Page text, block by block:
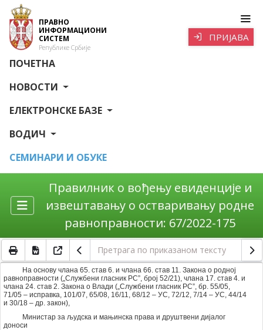
ПРАВНО
ИНФОРМАЦИОНИ
СИСТЕМ
Републике Србије
ПРИЈАВА
ПОЧЕТНА
НОВОСТИ
ЕЛЕКТРОНСКЕ БАЗЕ
ВОДИЧ
СЕМИНАРИ И ОБУКЕ
Правилник о вођењу евиденције и
извештавању о остваривању родне
равноправности: 67/2022-175
На основу члана 65. став 6. и члана 66. став 11. Закона о родној
равноправности („Службени гласник РС”, број 52/21), члана 17. став 4. и
члана 24. став 2. Закона о Влади („Службени гласник РС”, бр. 55/05,
71/05 – исправка, 101/07, 65/08, 16/11, 68/12 – УС, 72/12, 7/14 – УС, 44/14
и 30/18 – др. закон),
Министар за људска и мањинска права и друштвени дијалог
доноси